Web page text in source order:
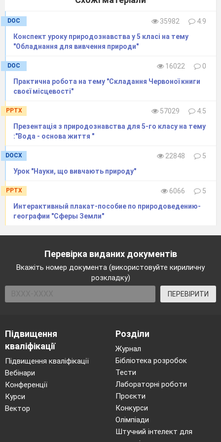
вопросы:
- Из одинаковых или различных частиц состоит кусок
гранита?
-По каким признакам различаются частицы веществ, из
которых состоит гранит?
Учитель сообщает, что гранит состоит из смеси веществ:
блестящие чешуйки) и кварца (белые или слегка
Учащимся предлагается дать определение понятий «чистое
записывают определение в тетрадь.
-Чистое вещество состоит из частичек одного вида и имеет
постоянные свойства.
- Смесь-это совокупность нескольких разных чистых
-Каждое вещество в смеси сохраняет все свои свойства.
Учащиеся рассматривают смесь поваренной соли и порошка
железа.
DOC 35982
4.9
Конспект уроку природознавства у 5 класі на тему
"Обладнання для вивчення природи"
DOC 16022
0
Практична робота на тему "Складання Червоної книги
своєї місцевості"
PPTX 57029
4.5
Презентація з природознавства для 5-го класу на тему
:"Вода - основа життя "
DOCX 22848
5
Урок "Науки, що вивчають природу"
PPTX 6066
5
Интерактивный плакат-пособие по природоведению-
географии "Сферы Земли"
Перевірка виданих документів
Вкажіть номер документа (використовуйте кириличну
розкладку)
ПЕРЕВІРИТИ
Підвищення
кваліфікації
Підвищення кваліфікації
Вебінари
Конференції
Курси
Вектор
Розділи
Журнал
Бібліотека розробок
Тести
Лабораторні роботи
Проєкти
Конкурси
Олімпіади
Штучний інтелект для